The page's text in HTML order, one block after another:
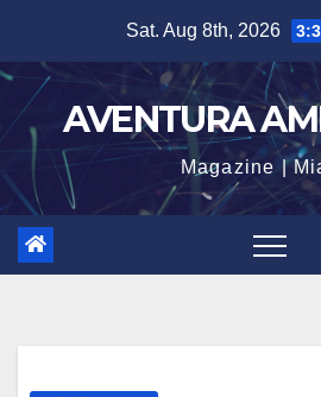
content
Sat. Aug 8th, 2026
AVENTURA
Magazine |